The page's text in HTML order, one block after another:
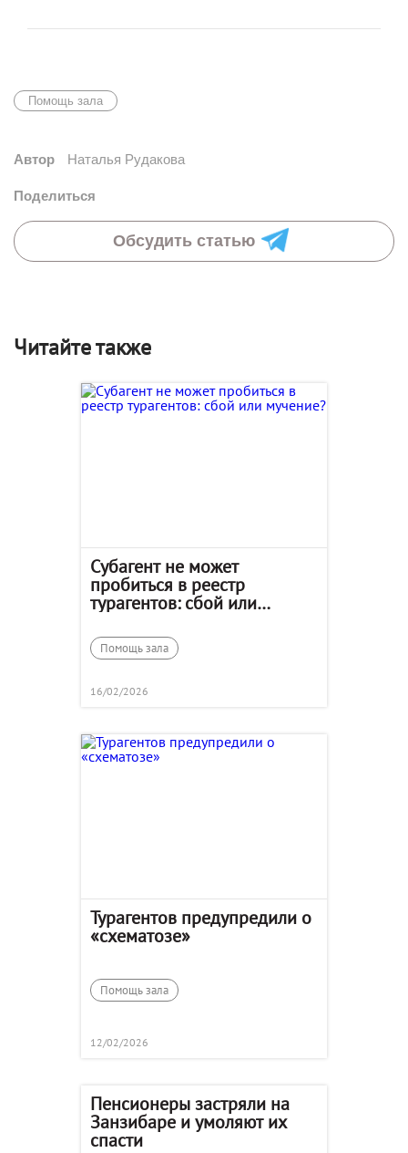
Помощь зала
Автор Наталья Рудакова
Поделиться
Обсудить статью
Читайте также
Субагент не может
пробиться в реестр
турагентов: сбой или
Помощь зала
16/02/2026
Турагентов предупредили о
«схематозе»
Помощь зала
12/02/2026
Пенсионеры застряли на
Занзибаре и умоляют их
спасти